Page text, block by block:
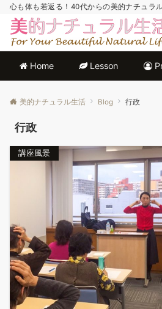
心も体も若返る！40代からの美的ナチュラ
Home Lesson
美的ナチュラル生活 Blog 行政
行政
講座風景